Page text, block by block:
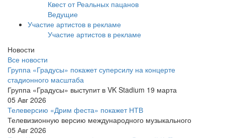
Квест от Реальных пацанов
Ведущие
Участие артистов в рекламе
Участие артистов в рекламе
Новости
Все новости
Группа «Градусы» покажет суперсилу на концерте
стадионного масштаба
Группа «Градусы» выступит в VK Stadium 19 марта
05 Авг 2026
Телеверсию «Дрим феста» покажет НТВ
Телевизионную версию международного музыкального
05 Авг 2026